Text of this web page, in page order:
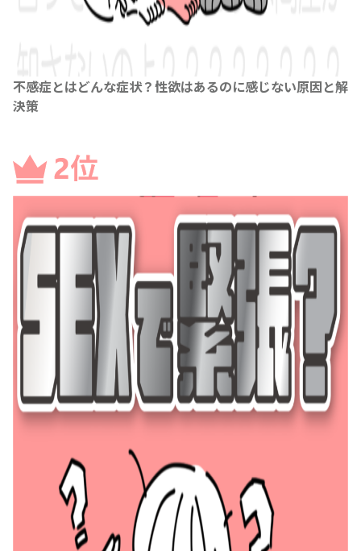
不感症とはどんな症状？性欲はあるのに感じない原因と解
決策